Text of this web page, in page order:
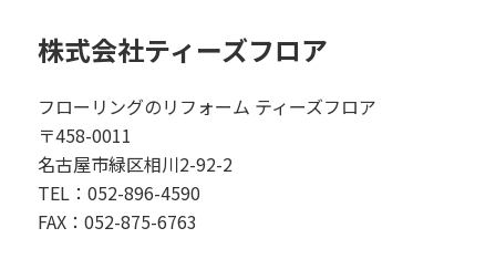
株式会社ティーズフロア
フローリングのリフォーム ティーズフロア
〒458-0011
名古屋市緑区相川2-92-2
TEL：052-896-4590
FAX：052-875-6763